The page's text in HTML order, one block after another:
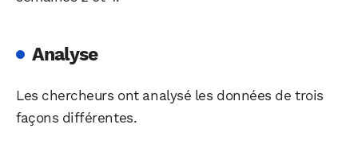
Analyse
Les chercheurs ont analysé les données de trois
façons différentes.